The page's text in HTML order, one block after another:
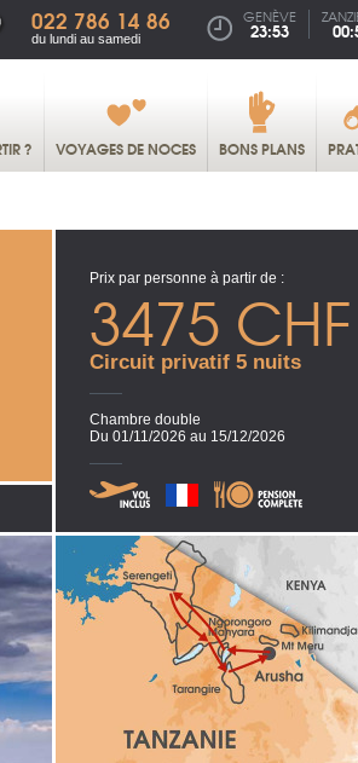
022 786 14 86
du lundi au samedi
GENÈVE
23:53
? VOYAGES DE NOCES BONS PLANS
Prix par personne à partir de :
3475 CHF
Circuit privatif 5 nuits
Chambre double
Du 01/11/2026 au 15/12/2026